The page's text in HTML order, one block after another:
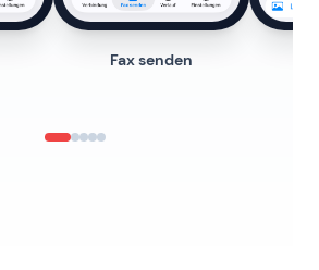
Fax senden